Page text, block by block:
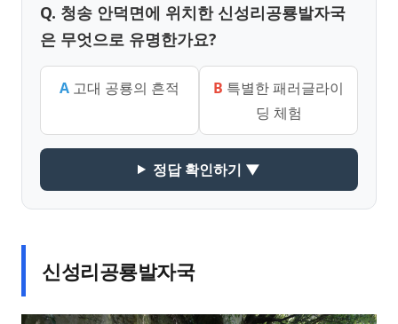
Q. 청송 안덕면에 위치한 신성리공룡발자국
은 무엇으로 유명한가요?
A 고대 공룡의 흔적 B 특별한 패러글라이
딩 체험
정답 확인하기 ▼
신성리공룡발자국